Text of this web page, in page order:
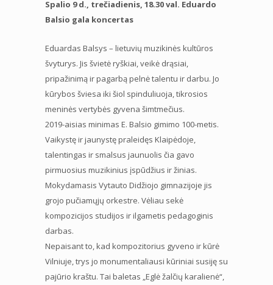
Spalio 9 d., trečiadienis, 18.30 val. Eduardo
Balsio gala koncertas
Eduardas Balsys – lietuvių muzikinės kultūros
švyturys. Jis švietė ryškiai, veikė drąsiai,
pripažinimą ir pagarbą pelnė talentu ir darbu. Jo
kūrybos šviesa iki šiol spinduliuoja, tikrosios
meninės vertybės gyvena šimtmečius.
2019-aisias minimas E. Balsio gimimo 100-metis.
Vaikystę ir jaunystę praleidęs Klaipėdoje,
talentingas ir smalsus jaunuolis čia gavo
pirmuosius muzikinius įspūdžius ir žinias.
Mokydamasis Vytauto Didžiojo gimnazijoje jis
grojo pučiamųjų orkestre. Vėliau sekė
kompozicijos studijos ir ilgametis pedagoginis
darbas.
Nepaisant to, kad kompozitorius gyveno ir kūrė
Vilniuje, trys jo monumentaliausi kūriniai susiję su
pajūrio kraštu. Tai baletas „Eglė žalčių karalienė“,